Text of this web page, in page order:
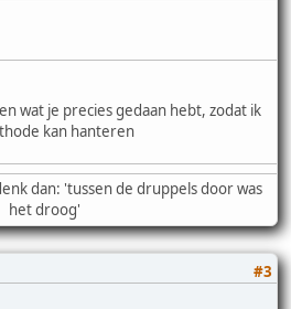
wat je precies gedaan hebt, zodat ik
kan hanteren
dan: 'tussen de druppels door was
het droog'
#3